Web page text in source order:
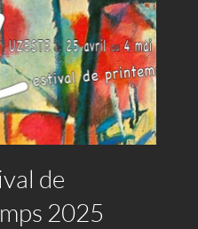
de
2025